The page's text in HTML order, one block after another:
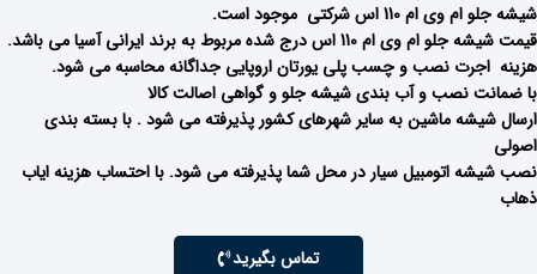
شیشه جلو ام وی ام 110 اس شرکتی موجود است.
قیمت شیشه جلو ام وی ام 110 اس درج شده مربوط به برند ایرانی آسیا می باشد.
هزینه اجرت نصب و چسب پلی یورتان اروپایی جداگانه محاسبه می شود.
با ضمانت نصب و آب بندی شیشه جلو و گواهی اصالت کالا
ارسال شیشه ماشین به سایر شهرهای کشور پذیرفته می شود . با بسته بندی
اصولی
نصب شیشه اتومبیل سیار در محل شما پذیرفته می شود. با احتساب هزینه ایاب
ذهاب
تماس بگیرید